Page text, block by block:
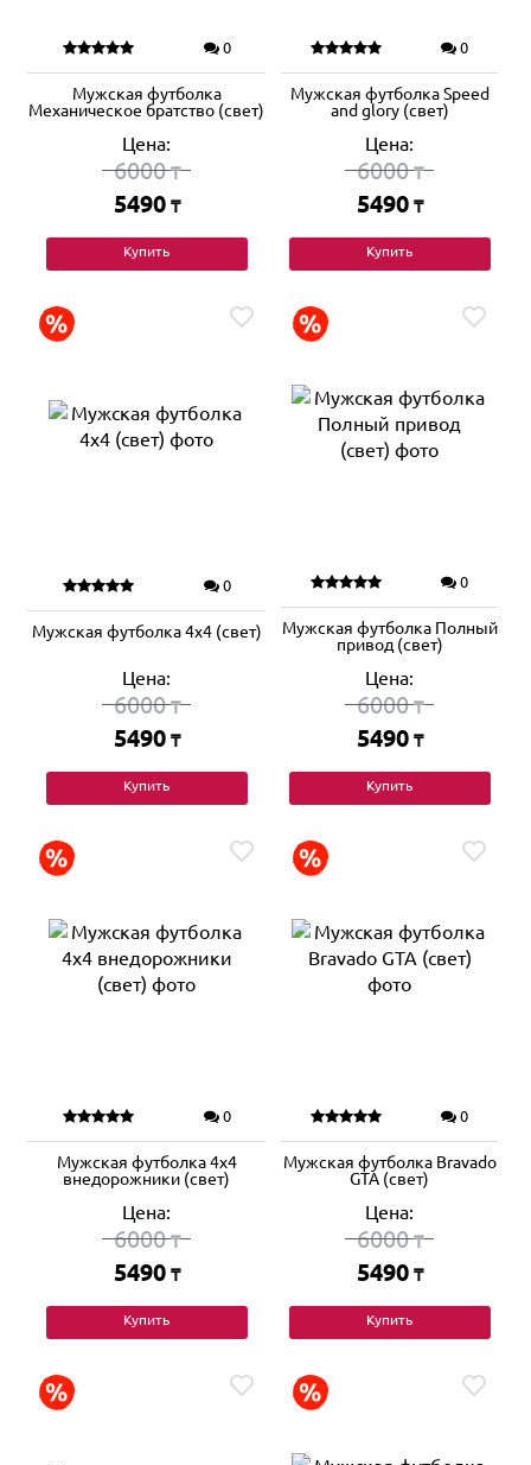
0
Мужская футболка
Механическое братство (свет)
Цена:
6000₸
5490 ₸
Купить
0
Мужская футболка Speed
and glory (свет)
Цена:
6000₸
5490 ₸
Купить
0
Мужская футболка 4x4 (свет)
Цена:
6000₸
5490 ₸
Купить
0
Мужская футболка Полный
привод (свет)
Цена:
6000₸
5490 ₸
Купить
0
Мужская футболка 4x4
внедорожники (свет)
Цена:
6000₸
5490 ₸
Купить
0
Мужская футболка Bravado
GTA (свет)
Цена:
6000₸
5490 ₸
Купить